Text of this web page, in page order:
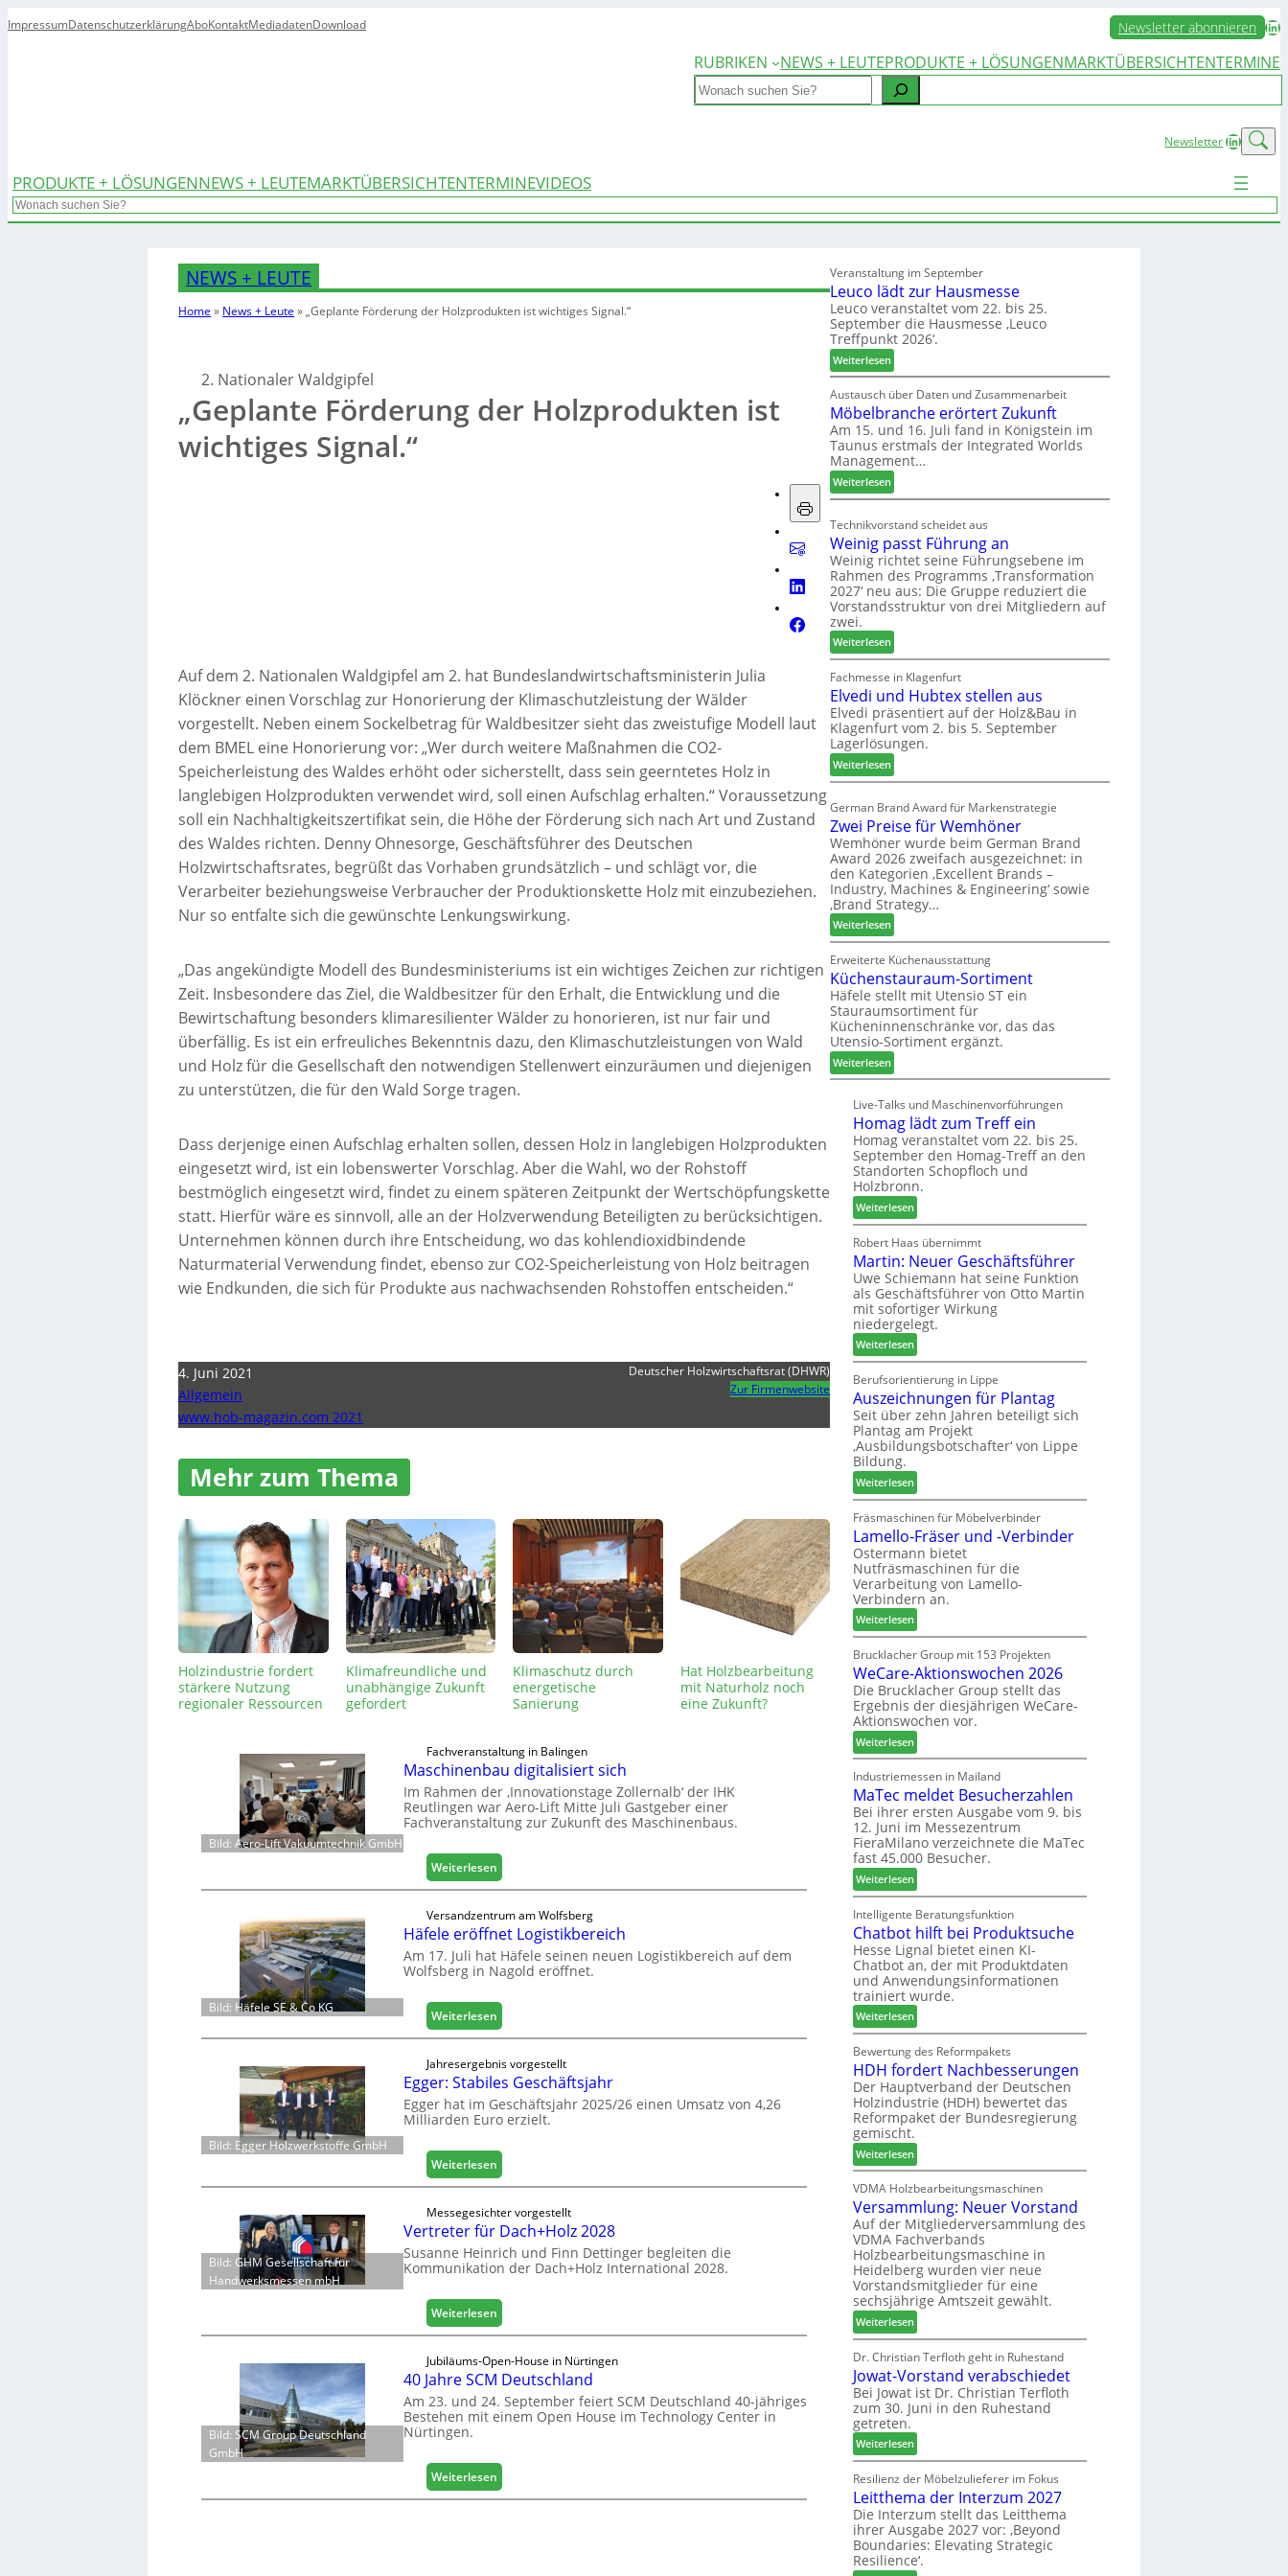
ImpressumDatenschutzerklärungAboKontaktMediadatenDownload Newsletter abonnieren LinkedIn
RUBRIKEN
NEWS + LEUTEPRODUKTE + LÖSUNGENMARKTÜBERSICHTENTERMINE
Search
NewsletterLinkedIn
PRODUKTE + LÖSUNGENNEWS + LEUTEMARKTÜBERSICHTENTERMINEVIDEOS
Search
NEWS + LEUTE
Home » News + Leute »„Geplante Förderung der Holzprodukten ist wichtiges Signal.“
2. Nationaler Waldgipfel
„Geplante Förderung der Holzprodukten ist
wichtiges Signal.“
Auf dem 2. Nationalen Waldgipfel am 2. hat Bundeslandwirtschaftsministerin Julia
Klöckner einen Vorschlag zur Honorierung der Klimaschutzleistung der Wälder
vorgestellt. Neben einem Sockelbetrag für Waldbesitzer sieht das zweistufige Modell laut
dem BMEL eine Honorierung vor: „Wer durch weitere Maßnahmen die CO2-
Speicherleistung des Waldes erhöht oder sicherstellt, dass sein geerntetes Holz in
langlebigen Holzprodukten verwendet wird, soll einen Aufschlag erhalten.“ Voraussetzung
soll ein Nachhaltigkeitszertifikat sein, die Höhe der Förderung sich nach Art und Zustand
des Waldes richten. Denny Ohnesorge, Geschäftsführer des Deutschen
Holzwirtschaftsrates, begrüßt das Vorhaben grundsätzlich – und schlägt vor, die
Verarbeiter beziehungsweise Verbraucher der Produktionskette Holz mit einzubeziehen.
Nur so entfalte sich die gewünschte Lenkungswirkung.
„Das angekündigte Modell des Bundesministeriums ist ein wichtiges Zeichen zur richtigen
Zeit. Insbesondere das Ziel, die Waldbesitzer für den Erhalt, die Entwicklung und die
Bewirtschaftung besonders klimaresilienter Wälder zu honorieren, ist nur fair und
überfällig. Es ist ein erfreuliches Bekenntnis dazu, den Klimaschutzleistungen von Wald
und Holz für die Gesellschaft den notwendigen Stellenwert einzuräumen und diejenigen
zu unterstützen, die für den Wald Sorge tragen.
Dass derjenige einen Aufschlag erhalten sollen, dessen Holz in langlebigen Holzprodukten
eingesetzt wird, ist ein lobenswerter Vorschlag. Aber die Wahl, wo der Rohstoff
bestmöglich eingesetzt wird, findet zu einem späteren Zeitpunkt der Wertschöpfungskette
statt. Hierfür wäre es sinnvoll, alle an der Holzverwendung Beteiligten zu berücksichtigen.
Unternehmen können durch ihre Entscheidung, wo das kohlendioxidbindende
Naturmaterial Verwendung findet, ebenso zur CO2-Speicherleistung von Holz beitragen
wie Endkunden, die sich für Produkte aus nachwachsenden Rohstoffen entscheiden.“
4. Juni 2021
Allgemein
www.hob-magazin.com 2021
Deutscher Holzwirtschaftsrat (DHWR)
Zur Firmenwebsite
Mehr zum Thema
Holzindustrie fordert
stärkere Nutzung
regionaler Ressourcen
Klimafreundliche und
unabhängige Zukunft
gefordert
Klimaschutz durch
energetische
Sanierung
Hat Holzbearbeitung
mit Naturholz noch
eine Zukunft?
Bild: Aero-Lift Vakuumtechnik GmbH
Fachveranstaltung in Balingen
Maschinenbau digitalisiert sich
Im Rahmen der ‚Innovationstage Zollernalb‘ der IHK
Reutlingen war Aero-Lift Mitte Juli Gastgeber einer
Fachveranstaltung zur Zukunft des Maschinenbaus.
Weiterlesen:
M
s
c
h
i
e
n
a
u
d
i
t
l
s
i
r
t
s
i
c
Bild: Häfele SE & Co KG
Versandzentrum am Wolfsberg
Häfele eröffnet Logistikbereich
Am 17. Juli hat Häfele seinen neuen Logistikbereich auf dem
Wolfsberg in Nagold eröffnet.
Weiterlesen:
H
f
e
l
e
r
ö
f
n
e
t
o
g
s
t
k
r
e
Bild: Egger Holzwerkstoffe GmbH
Jahresergebnis vorgestellt
Egger: Stabiles Geschäftsjahr
Egger hat im Geschäftsjahr 2025/26 einen Umsatz von 4,26
Milliarden Euro erzielt.
Weiterlesen:
E
g
e
r
:
t
a
i
l
e
s
s
c
Bild: GHM Gesellschaft für
Handwerksmessen mbH
Messegesichter vorgestellt
Vertreter für Dach+Holz 2028
Susanne Heinrich und Finn Dettinger begleiten die
Kommunikation der Dach+Holz International 2028.
Weiterlesen:
V
r
t
r
e
r
f
Bild: SCM Group Deutschland
GmbH
Jubiläums-Open-House in Nürtingen
40 Jahre SCM Deutschland
Am 23. und 24. September feiert SCM Deutschland 40-jähriges
Bestehen mit einem Open House im Technology Center in
Nürtingen.
Weiterlesen:
4
Veranstaltung im September
Leuco lädt zur Hausmesse
Leuco veranstaltet vom 22. bis 25.
September die Hausmesse ‚Leuco
Treffpunkt 2026‘.
Weiterlesen:
L
e
u
c
o
l
d
z
u
r
H
a
s
m
s
s
e
Austausch über Daten und Zusammenarbeit
Möbelbranche erörtert Zukunft
Am 15. und 16. Juli fand in Königstein im
Taunus erstmals der Integrated Worlds
Management…
Weiterlesen:
M
b
e
l
b
r
n
c
h
e
r
ö
r
t
r
t
Z
u
k
u
n
f
t
Technikvorstand scheidet aus
Weinig passt Führung an
Weinig richtet seine Führungsebene im
Rahmen des Programms ‚Transformation
2027‘ neu aus: Die Gruppe reduziert die
Vorstandsstruktur von drei Mitgliedern auf
zwei.
Weiterlesen:
W
e
i
n
i
g
a
s
t
F
ü
h
r
u
n
a
n
Fachmesse in Klagenfurt
Elvedi und Hubtex stellen aus
Elvedi präsentiert auf der Holz&Bau in
Klagenfurt vom 2. bis 5. September
Lagerlösungen.
Weiterlesen:
E
v
e
d
i
u
n
d
H
u
t
e
x
s
t
e
l
e
n
a
u
s
German Brand Award für Markenstrategie
Zwei Preise für Wemhöner
Wemhöner wurde beim German Brand
Award 2026 zweifach ausgezeichnet: in
den Kategorien ‚Excellent Brands –
Industry, Machines & Engineering‘ sowie
‚Brand Strategy…
Weiterlesen:
Z
w
e
i
P
r
e
i
s
f
ü
r
W
e
m
h
n
e
r
Erweiterte Küchenausstattung
Küchenstauraum-Sortiment
Häfele stellt mit Utensio ST ein
Stauraumsortiment für
Kücheninnenschränke vor, das das
Utensio-Sortiment ergänzt.
Weiterlesen:
K
c
h
e
n
s
t
a
r
a
u
m
-
S
o
t
i
m
e
n
t
Live-Talks und Maschinenvorführungen
Homag lädt zum Treff ein
Homag veranstaltet vom 22. bis 25.
September den Homag-Treff an den
Standorten Schopfloch und
Holzbronn.
Weiterlesen:
H
o
m
a
g
l
ä
d
t
z
u
m
T
r
f
f
e
i
n
Robert Haas übernimmt
Martin: Neuer Geschäftsführer
Uwe Schiemann hat seine Funktion
als Geschäftsführer von Otto Martin
mit sofortiger Wirkung
niedergelegt.
Weiterlesen:
M
a
r
t
i
n
N
e
u
e
r
G
e
s
c
h
ä
f
t
s
f
ü
h
r
e
r
Berufsorientierung in Lippe
Auszeichnungen für Plantag
Seit über zehn Jahren beteiligt sich
Plantag am Projekt
‚Ausbildungsbotschafter‘ von Lippe
Bildung.
Weiterlesen:
A
u
s
z
e
i
c
h
n
u
n
g
e
n
ü
r
P
l
a
n
t
a
g
Fräsmaschinen für Möbelverbinder
Lamello-Fräser und -Verbinder
Ostermann bietet
Nutfräsmaschinen für die
Verarbeitung von Lamello-
Verbindern an.
Weiterlesen:
L
a
m
e
l
l
-
F
r
ä
s
e
r
u
n
d
-
V
e
r
b
i
n
d
e
r
Brucklacher Group mit 153 Projekten
WeCare-Aktionswochen 2026
Die Brucklacher Group stellt das
Ergebnis der diesjährigen WeCare-
Aktionswochen vor.
Weiterlesen:
W
e
C
a
r
e
-
A
k
t
i
o
n
s
w
o
c
h
e
n
2
0
2
6
Industriemessen in Mailand
MaTec meldet Besucherzahlen
Bei ihrer ersten Ausgabe vom 9. bis
12. Juni im Messezentrum
FieraMilano verzeichnete die MaTec
fast 45.000 Besucher.
Weiterlesen:
M
a
T
e
c
m
e
l
d
e
t
B
e
s
u
c
h
e
r
z
a
h
l
e
n
Intelligente Beratungsfunktion
Chatbot hilft bei Produktsuche
Hesse Lignal bietet einen KI-
Chatbot an, der mit Produktdaten
und Anwendungsinformationen
trainiert wurde.
Weiterlesen:
C
h
a
t
b
o
t
h
i
l
f
t
b
e
i
P
r
o
d
u
k
t
s
u
c
h
e
Bewertung des Reformpakets
HDH fordert Nachbesserungen
Der Hauptverband der Deutschen
Holzindustrie (HDH) bewertet das
Reformpaket der Bundesregierung
gemischt.
Weiterlesen:
H
D
H
f
o
r
d
e
r
t
N
a
c
h
b
s
s
e
r
u
n
g
e
VDMA Holzbearbeitungsmaschinen
Versammlung: Neuer Vorstand
Auf der Mitgliederversammlung des
VDMA Fachverbands
Holzbearbeitungsmaschine in
Heidelberg wurden vier neue
Vorstandsmitglieder für eine
sechsjährige Amtszeit gewählt.
Weiterlesen:
V
e
r
s
a
m
l
u
n
g
:
N
e
Dr. Christian Terfloth geht in Ruhestand
Jowat-Vorstand verabschiedet
Bei Jowat ist Dr. Christian Terfloth
zum 30. Juni in den Ruhestand
getreten.
Weiterlesen:
J
o
w
a
t
-
V
Resilienz der Möbelzulieferer im Fokus
Leitthema der Interzum 2027
Die Interzum stellt das Leitthema
ihrer Ausgabe 2027 vor: ‚Beyond
Boundaries: Elevating Strategic
Resilience‘.